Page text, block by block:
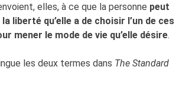
elles, à ce que la personne peut
liberté qu’elle a de choisir l’un de ces
mener le mode de vie qu’elle désire.
les deux termes dans The Standard